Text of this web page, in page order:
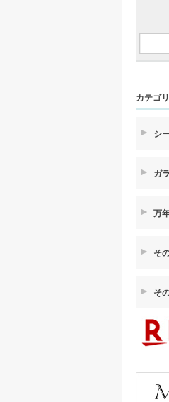
カテゴ
シ
ガ
万
そ
そ